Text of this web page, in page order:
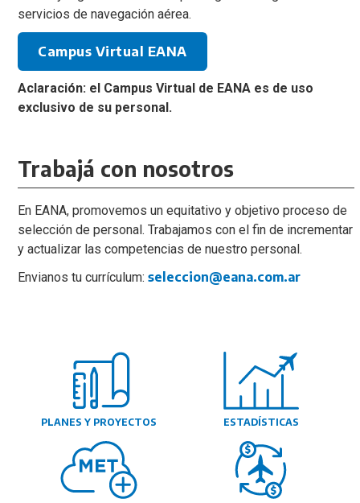
servicios de navegación aérea.
Campus Virtual EANA
Aclaración: el Campus Virtual de EANA es de uso
exclusivo de su personal.
Trabajá con nosotros
En EANA, promovemos un equitativo y objetivo proceso de
selección de personal. Trabajamos con el fin de incrementar
y actualizar las competencias de nuestro personal.
Envianos tu currículum:seleccion@eana.com.ar
PLANES Y PROYECTOS ESTADÍSTICAS